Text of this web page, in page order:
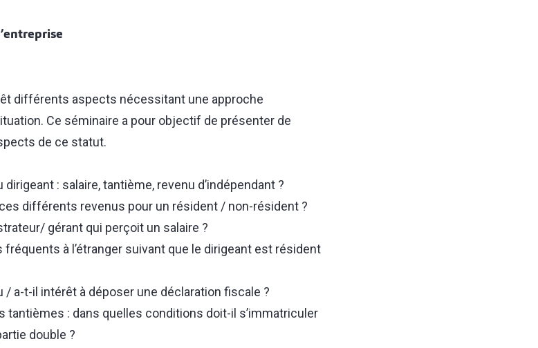
différents aspects nécessitant une approche
Ce séminaire a pour objectif de présenter de
de ce statut.
: salaire, tantième, revenu d’indépendant ?
différents revenus pour un résident / non-résident ?
gérant qui perçoit un salaire ?
à l’étranger suivant que le dirigeant est résident
/ a-t-il intérêt à déposer une déclaration fiscale ?
: dans quelles conditions doit-il s’immatriculer
double ?